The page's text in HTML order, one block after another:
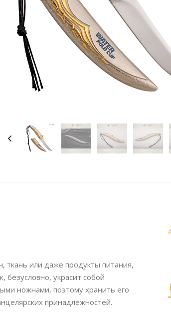
ткань или даже продукты питания,
украсит собой
ножнами, поэтому хранить его
принадлежностей.